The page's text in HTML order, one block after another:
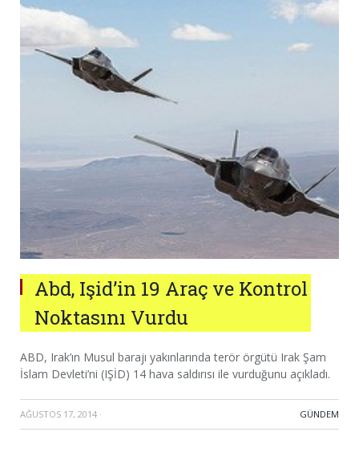
Abd, Işid’in 19 Araç ve Kontrol
Noktasını Vurdu
ABD, Irak’ın Musul barajı yakınlarında terör örgütü Irak Şam
İslam Devleti’ni (IŞİD) 14 hava saldırısı ile vurduğunu açıkladı.
AĞUSTOS 17, 2014 · GÜNDEM